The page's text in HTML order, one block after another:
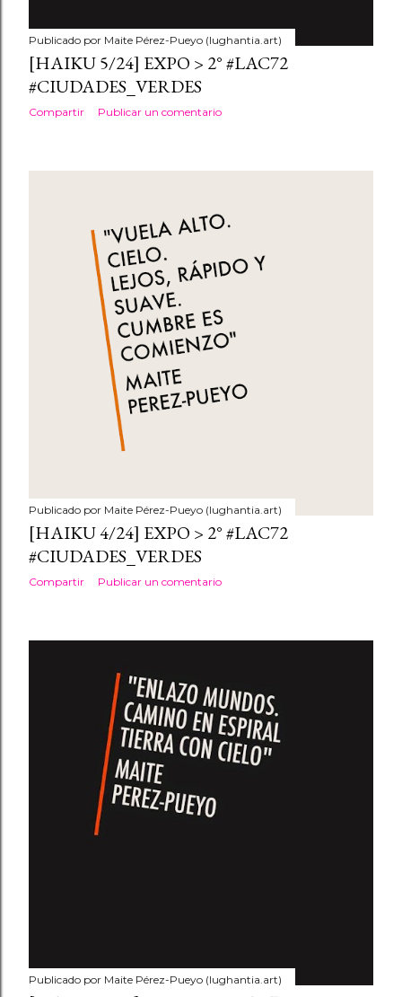
Publicado por Maite Pérez-Pueyo (lughantia.art)
[HAIKU 5/24] EXPO > 2° #LAC72
#CIUDADES_VERDES
Compartir Publicar un comentario
Publicado por Maite Pérez-Pueyo (lughantia.art)
[HAIKU 4/24] EXPO > 2° #LAC72
#CIUDADES_VERDES
Compartir Publicar un comentario
Publicado por Maite Pérez-Pueyo (lughantia.art)